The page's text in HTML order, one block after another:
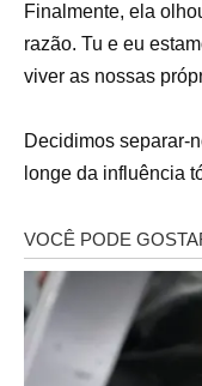
Finalmente, ela
razão. Tu e eu
viver as nossas
Decidimos separar-
longe da influência